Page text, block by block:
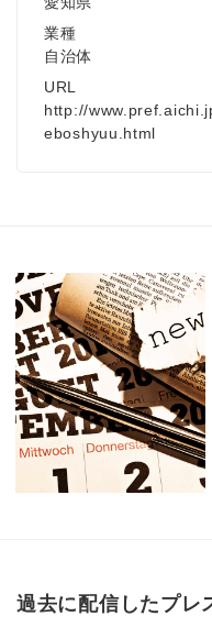
業種
自治体
URL
http://
eboshyuu.html
過去に配信したプレ